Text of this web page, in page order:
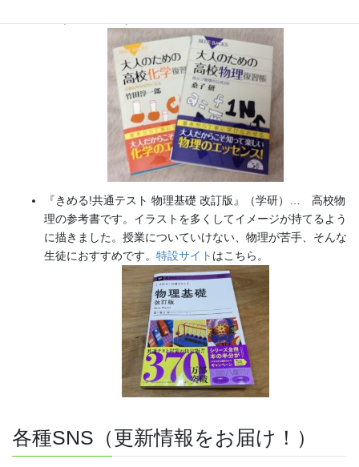
『きめる!共通テスト 物理基礎 改訂版』（学研）… 高校物
理の参考書です。イラストを多くしてイメージが持てるよう
に描きました。授業についていけない、物理が苦手、そんな
生徒におすすめです。 特設サイト はこちら。
各種SNS（更新情報をお届け！）